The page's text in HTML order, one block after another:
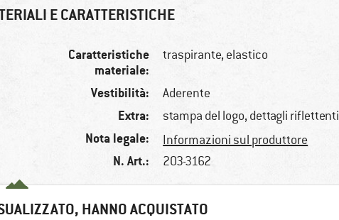
E CARATTERISTICHE
Caratteristiche
materiale:
traspirante, elastico
Vestibilità: Aderente
Extra: stampa del logo, dettagli riflettenti
Nota legale: Informazioni sul produttore
N. Art.: 203-3162
HANNO ACQUISTATO